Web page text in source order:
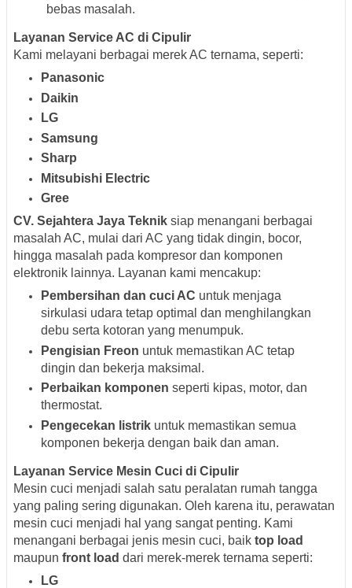
bebas masalah.
Layanan Service AC di Cipulir
Kami melayani berbagai merek AC ternama, seperti:
Panasonic
Daikin
LG
Samsung
Sharp
Mitsubishi Electric
Gree
CV. Sejahtera Jaya Teknik siap menangani berbagai
masalah AC, mulai dari AC yang tidak dingin, bocor,
hingga masalah pada kompresor dan komponen
elektronik lainnya. Layanan kami mencakup:
Pembersihan dan cuci AC untuk menjaga
sirkulasi udara tetap optimal dan menghilangkan
debu serta kotoran yang menumpuk.
Pengisian Freon untuk memastikan AC tetap
dingin dan bekerja maksimal.
Perbaikan komponen seperti kipas, motor, dan
thermostat.
Pengecekan listrik untuk memastikan semua
komponen bekerja dengan baik dan aman.
Layanan Service Mesin Cuci di Cipulir
Mesin cuci menjadi salah satu peralatan rumah tangga
yang paling sering digunakan. Oleh karena itu, perawatan
mesin cuci menjadi hal yang sangat penting. Kami
menangani berbagai jenis mesin cuci, baik top load
maupun front load dari merek-merek ternama seperti:
LG